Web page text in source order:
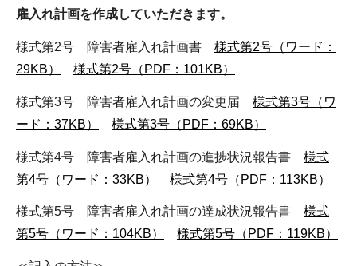
雇入れ計画を作成していただきます。
様式第2号 障害者雇入れ計画書 様式第2号（ワード：
29KB）
様式第2号（PDF：101KB）
様式第3号 障害者雇入れ計画の変更届 様式第3号（ワ
ード：37KB）
様式第3号（PDF：69KB）
様式第4号 障害者雇入れ計画の進捗状況報告書 様式
第4号（ワード：33KB）
様式第4号（PDF：113KB）
様式第5号 障害者雇入れ計画の達成状況報告書 様式
第5号（ワード：104KB）
様式第5号（PDF：119KB）